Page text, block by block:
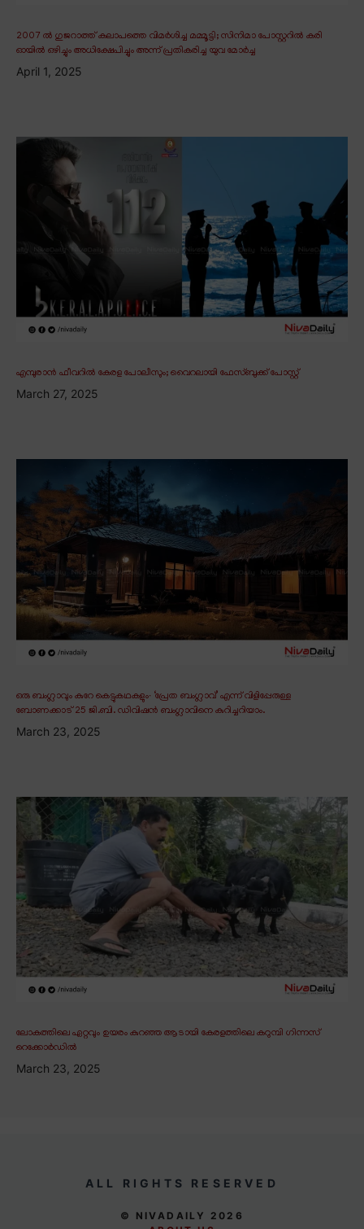
2007 ൽ ഗുജറാത്ത് കലാപത്തെ വിമർശിച്ച മമ്മൂട്ടി; സിനിമാ പോസ്റ്ററിൽ കരി
ഓയിൽ ഒഴിച്ചും അധിക്ഷേപിച്ചും അന്ന് പ്രതികരിച്ച യുവ മോർച്ച
April 1, 2025
എമ്പുരാൻ ഫീവറിൽ കേരള പോലീസും; വൈറലായി ഫേസ്ബുക്ക് പോസ്റ്റ്
March 27, 2025
ഒരു ബംഗ്ലാവും കുറേ കെട്ടുകഥകളും∙ ‘പ്രേത ബംഗ്ലാവ്’ എന്ന് വിളിപ്പേരുള്ള
ബോണക്കാട് 25 ജി.ബി. ഡിവിഷൻ ബംഗ്ലാവിനെ കുറിച്ചറിയാം.
March 23, 2025
ലോകത്തിലെ ഏറ്റവും ഉയരം കുറഞ്ഞ ആടായി കേരളത്തിലെ കറുമ്പി ഗിന്നസ്
റെക്കോർഡിൽ
March 23, 2025
ALL RIGHTS RESERVED
© NIVADAILY 2026